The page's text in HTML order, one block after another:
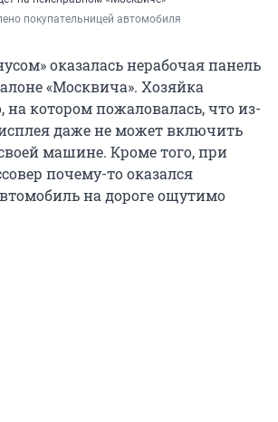
покупательницей автомобиля
оказалась нерабочая панель
«Москвича». Хозяйка
на котором пожаловалась, что из-
даже не может включить
машине. Кроме того, при
почему-то оказался
на дороге ощутимо